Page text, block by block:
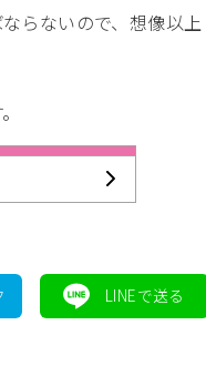
らないので、想像以上